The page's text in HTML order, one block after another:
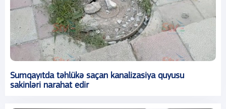
Sumqayıtda təhlükə saçan kanalizasiya quyusu
sakinləri narahat edir